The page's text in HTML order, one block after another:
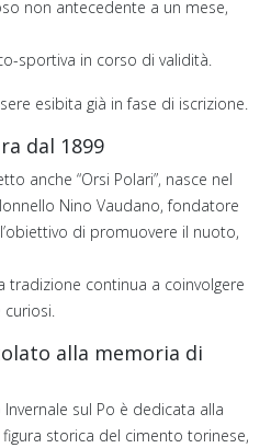
non antecedente a un mese,
sportiva in corso di validità.
esibita già in fase di iscrizione.
dal 1899
anche “Orsi Polari”, nasce nel
Nino Vaudano, fondatore
di promuovere il nuoto,
tradizione continua a coinvolgere
curiosi.
alla memoria di
sul Po è dedicata alla
storica del cimento torinese,